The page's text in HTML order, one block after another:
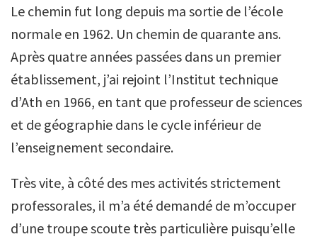
Le chemin fut long depuis ma sortie de l’école
normale en 1962. Un chemin de quarante ans.
Après quatre années passées dans un premier
établissement, j’ai rejoint l’Institut technique
d’Ath en 1966, en tant que professeur de sciences
et de géographie dans le cycle inférieur de
l’enseignement secondaire.
Très vite, à côté des mes activités strictement
professorales, il m’a été demandé de m’occuper
d’une troupe scoute très particulière puisqu’elle